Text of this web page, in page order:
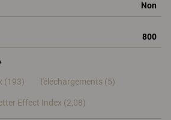
Non
800
(193) Téléchargements (5)
Effect Index (2,08)